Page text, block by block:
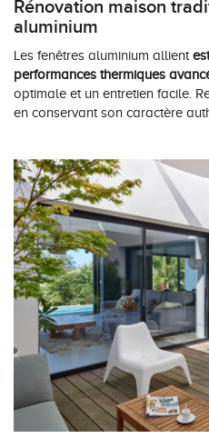
Rénovation maison
aluminium
Les fenêtres aluminium allient
performances thermiques
optimale et un entretien facile.
en conservant son caractère